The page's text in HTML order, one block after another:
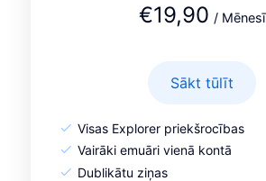
€19,90 / Mēnesī
Sākt tūlīt
Visas Explorer priekšrocības
Vairāki emuāri vienā kontā
Dublikātu ziņas